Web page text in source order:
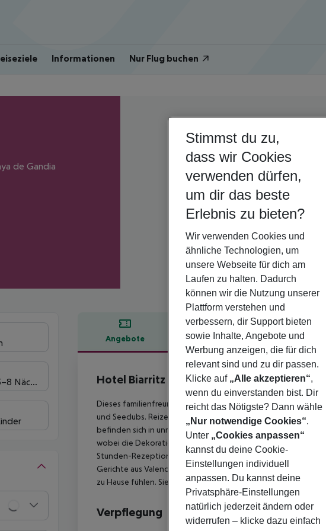
Informationen Nur Flug buchen
de Gandia
8 Nächte
Angebote Hotelbeschreibung
Hotelbeschreibung
Hotel Biarritz
Dieses familienfreundliche Hotel genießt eine ideale Lage,
und Seeclubs. Reizende Restaurants und lebhafte Bars
befinden sich in unmittelbarer Nähe. Der nächste Nachtclub
wobei die Dekoration mit viel Liebe zum Detail gestaltet
Stunden-Rezeption sowie eine Bar-Café. Es gibt auch ein
Gerichte aus Valencia serviert. Die Gäste werden sich in den
zu Hause fühlen. Sie können sich auch im Swimmingpool
Verpflegung
Stimmst du zu,
dass wir Cookies
verwenden dürfen,
um dir das beste
Erlebnis zu bieten?
Wir verwenden Cookies und
ähnliche Technologien, um
unsere Webseite für dich am
Laufen zu halten. Dadurch
können wir die Nutzung unserer
Plattform verstehen und
verbessern, dir Support bieten
sowie Inhalte, Angebote und
Werbung anzeigen, die für dich
relevant sind und zu dir passen.
Klicke auf „Alle akzeptieren“,
wenn du einverstanden bist. Dir
reicht das Nötigste? Dann wähle
„Nur notwendige Cookies“.
Unter „Cookies anpassen“
kannst du deine Cookie-
Einstellungen individuell
anpassen. Du kannst deine
Privatsphäre-Einstellungen
natürlich jederzeit ändern oder
widerrufen – klicke dazu einfach